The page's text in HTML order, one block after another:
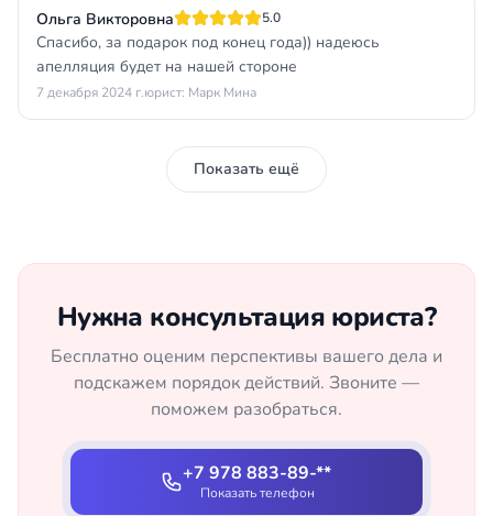
Ольга Викторовна 5.0
Спасибо, за подарок под конец года)) надеюсь
апелляция будет на нашей стороне
7 декабря 2024 г.юрист: Марк Мина
Показать ещё
Нужна консультация юриста?
Бесплатно оценим перспективы вашего дела и
подскажем порядок действий. Звоните —
поможем разобраться.
+7 978 883-89-**
Показать телефон